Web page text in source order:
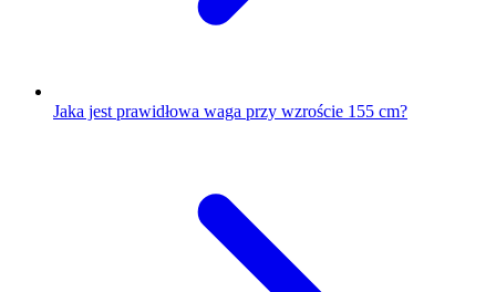
Jaka jest prawidłowa waga przy wzroście 155 cm?